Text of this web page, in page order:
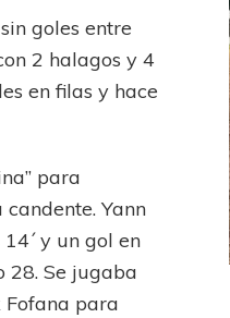
goles entre
2 halagos y 4
en filas y hace
para
Yann
y un gol en
28. Se jugaba
Fofana para
FEMENINO